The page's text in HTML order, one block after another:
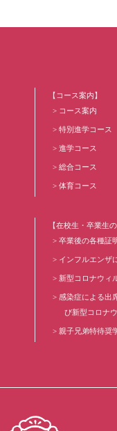
【コース案内】
コース案内
特別進学コース
進学コース
総合コース
体育コース
【在校生・卒業生の
卒業後の各種証
インフルエンザ
新型コロナウィ
感染症による出
び新型コロナ
親子兄弟特待奨